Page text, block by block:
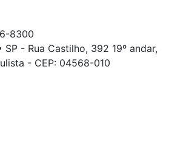
8300
SP - Rua Castilho, 392 19º andar,
- CEP: 04568-010